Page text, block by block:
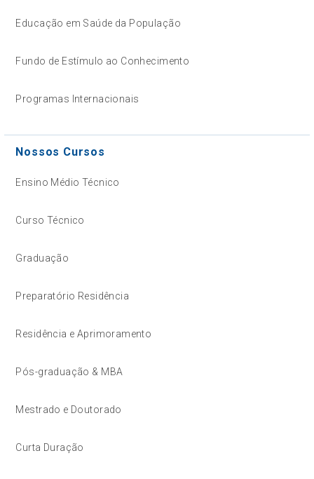
Educação em Saúde da População
Fundo de Estímulo ao Conhecimento
Programas Internacionais
Nossos Cursos
Ensino Médio Técnico
Curso Técnico
Graduação
Preparatório Residência
Residência e Aprimoramento
Pós-graduação & MBA
Mestrado e Doutorado
Curta Duração